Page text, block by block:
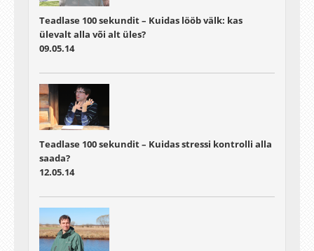
Teadlase 100 sekundit – Kuidas lööb välk: kas
ülevalt alla või alt üles?
09.05.14
Teadlase 100 sekundit – Kuidas stressi kontrolli alla
saada?
12.05.14